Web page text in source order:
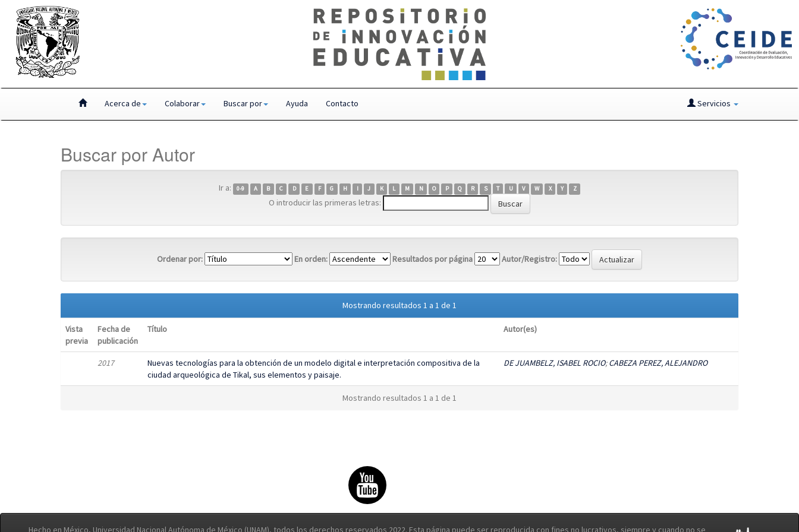
Acerca de Colaborar Buscar por Ayuda Contacto Servicios
Buscar por Autor
Ir a: 0-9 A B C D E F G H I J K L M N O P Q R S T U V W X Y Z
O introducir las primeras letras:
Ordenar por: En orden: Resultados por página Autor/Registro:
Mostrando resultados 1 a 1 de 1
Vista
previa
Fecha de
publicación
Título Autor(es)
2017
Nuevas tecnologías para la obtención de un modelo digital e interpretación compositiva de la
ciudad arqueológica de Tikal, sus elementos y paisaje.
DE JUAMBELZ, ISABEL ROCIO;CABEZA PEREZ, ALEJANDRO
Mostrando resultados 1 a 1 de 1